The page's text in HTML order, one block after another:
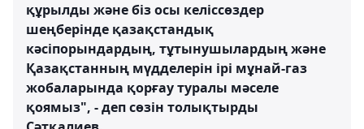
құрылды және біз осы келіссөздер
шеңберінде қазақстандық
кәсіпорындардың, тұтынушылардың және
Қазақстанның мүдделерін ірі мұнай-газ
жобаларында қорғау туралы мәселе
қоямыз", - деп сөзін толықтырды